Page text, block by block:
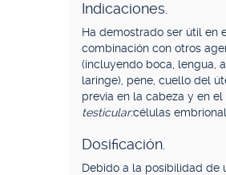
Indicaciones.
Ha demostrado ser útil en
combinación con otros
(incluyendo boca, lengua,
laringe), pene, cuello del
previa en la cabeza y en el
testicular:células
Dosificación.
Debido a la posibilidad de